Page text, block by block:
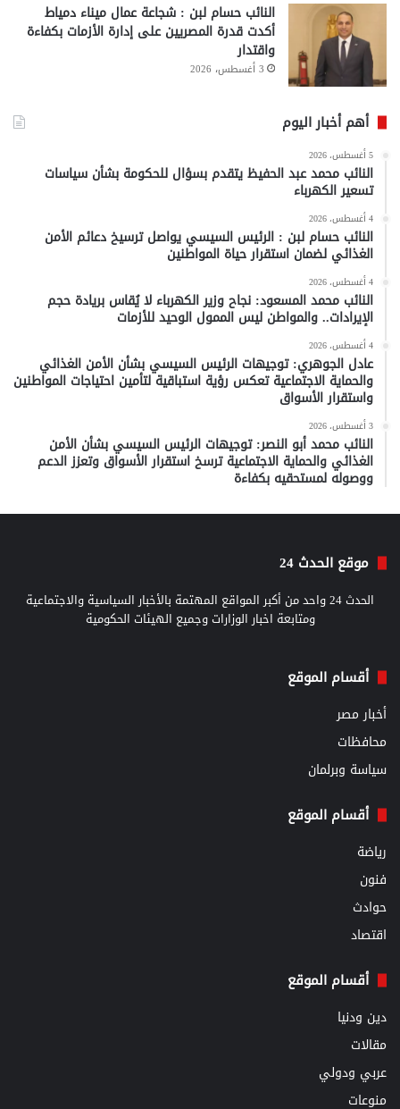
النائب حسام لبن : شجاعة عمال ميناء دمياط
أكدت قدرة المصريين على إدارة الأزمات بكفاءة
واقتدار
3 أغسطس، 2026
أهم أخبار اليوم
5 أغسطس، 2026
النائب محمد عبد الحفيظ يتقدم بسؤال للحكومة بشأن سياسات
تسعير الكهرباء
4 أغسطس، 2026
النائب حسام لبن : الرئيس السيسي يواصل ترسيخ دعائم الأمن
الغذائي لضمان استقرار حياة المواطنين
4 أغسطس، 2026
النائب محمد المسعود: نجاح وزير الكهرباء لا يُقاس بريادة حجم
الإيرادات.. والمواطن ليس الممول الوحيد للأزمات
4 أغسطس، 2026
عادل الجوهري: توجيهات الرئيس السيسي بشأن الأمن الغذائي
والحماية الاجتماعية تعكس رؤية استباقية لتأمين احتياجات المواطنين
واستقرار الأسواق
3 أغسطس، 2026
النائب محمد أبو النصر: توجيهات الرئيس السيسي بشأن الأمن
الغذائي والحماية الاجتماعية ترسخ استقرار الأسواق وتعزز الدعم
ووصوله لمستحقيه بكفاءة
موقع الحدث 24
الحدث 24 واحد من أكبر المواقع المهتمة بالأخبار السياسية والاجتماعية
ومتابعة اخبار الوزارات وجميع الهيئات الحكومية
أقسام الموقع
أخبار مصر
محافظات
سياسة وبرلمان
أقسام الموقع
رياضة
فنون
حوادث
اقتصاد
أقسام الموقع
دين ودنيا
مقالات
عربي ودولي
منوعات